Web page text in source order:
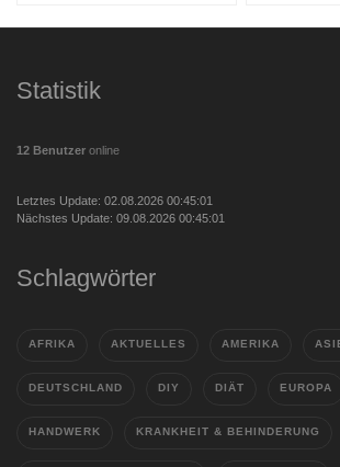
Statistik
12 Benutzer online
Letztes Update: 02.08.2026 00:45:01
Nächstes Update: 09.08.2026 00:45:01
Schlagwörter
AFRIKA AKTUELLES AMERIKA
DEUTSCHLAND DIY DIÄT EUROPA
HANDWERK KRANKHEIT & BEHINDERUNG